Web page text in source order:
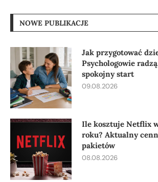
NOWE PUBLIKACJE
Jak przygotować
Psychologowie
spokojny start
09.08.2026
Ile kosztuje Netflix
roku? Aktualny
pakietów
08.08.2026